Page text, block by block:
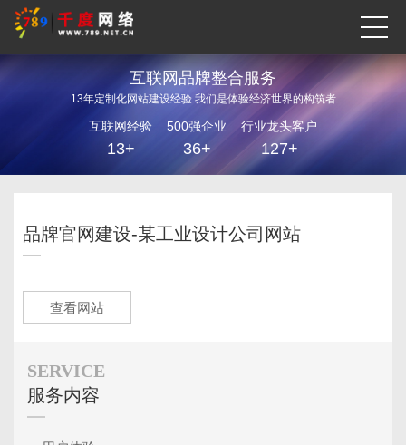
互联网品牌整合服务
13年定制化网站建设经验.我们是体验经济世界的构筑者
互联网经验
13+
500强企业
36+
行业龙头客户
127+
品牌官网建设-某工业设计公司网站
查看网站
SERVICE
服务内容